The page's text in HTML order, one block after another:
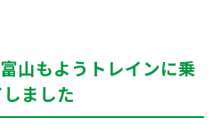
山もようトレインに乗
ました